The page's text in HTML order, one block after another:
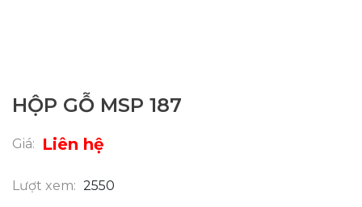
HỘP GỖ MSP 187
Giá: Liên hệ
Lượt xem: 2550